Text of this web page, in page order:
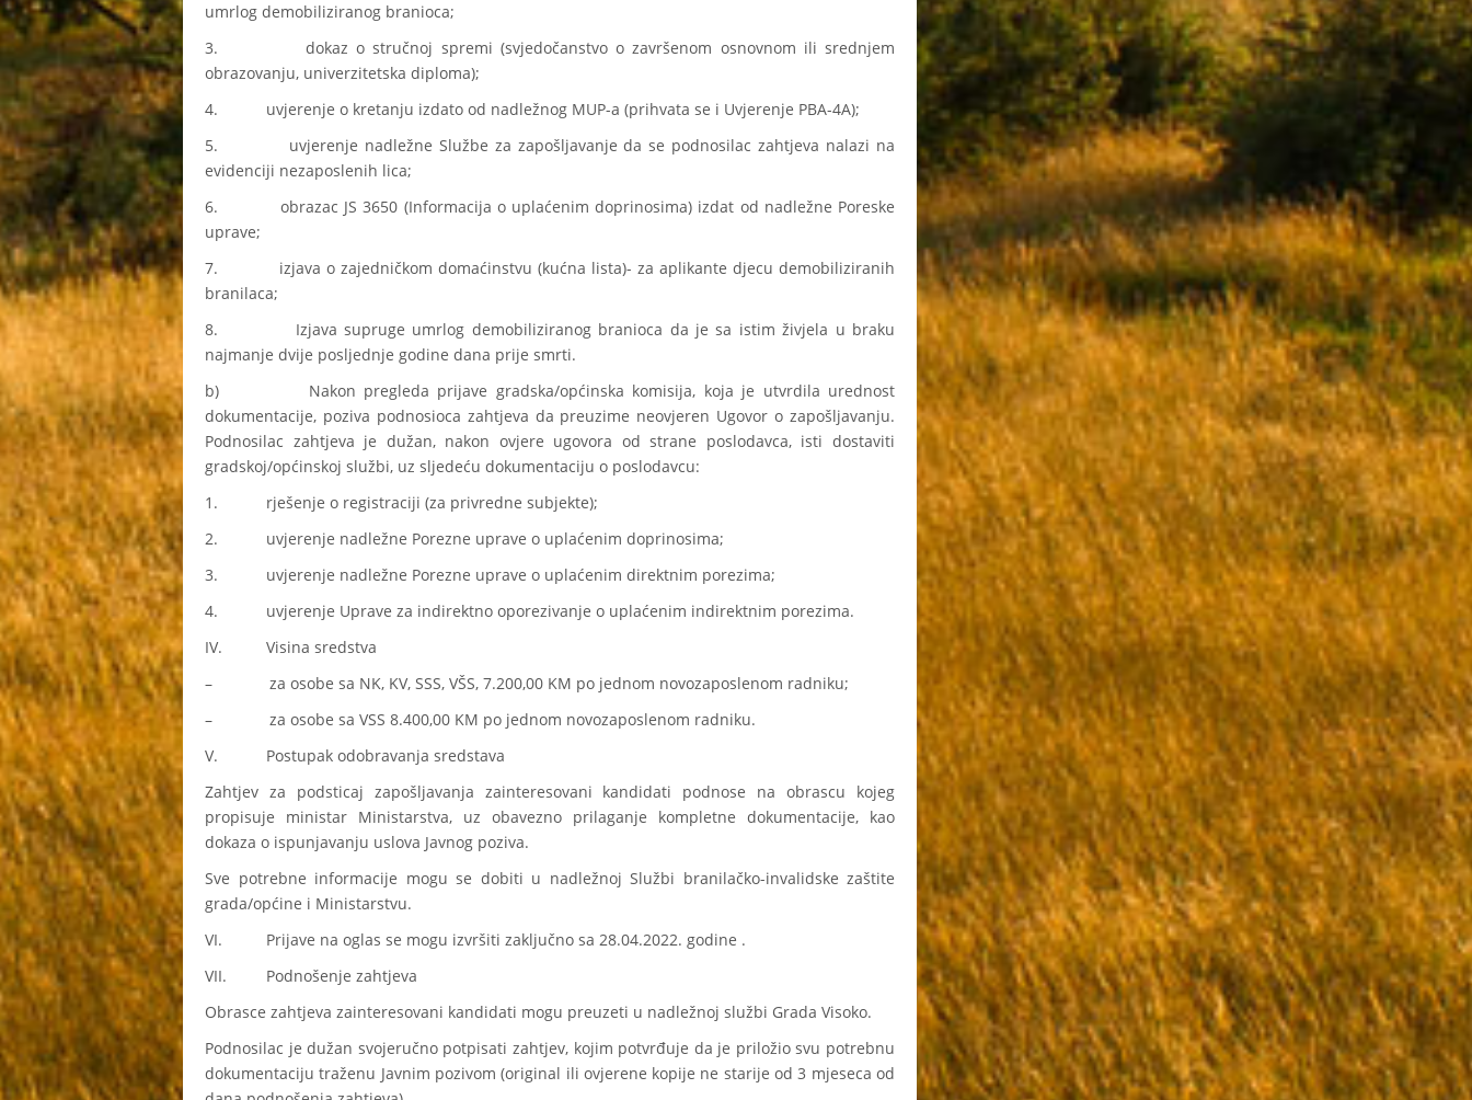
umrlog demobiliziranog branioca;
3. dokaz o stručnoj spremi (svjedočanstvo o završenom osnovnom ili srednjem
obrazovanju, univerzitetska diploma);
4. uvjerenje o kretanju izdato od nadležnog MUP-a (prihvata se i Uvjerenje PBA-4A);
5. uvjerenje nadležne Službe za zapošljavanje da se podnosilac zahtjeva nalazi na
evidenciji nezaposlenih lica;
6. obrazac JS 3650 (Informacija o uplaćenim doprinosima) izdat od nadležne Poreske
uprave;
7. izjava o zajedničkom domaćinstvu (kućna lista)- za aplikante djecu demobiliziranih
branilaca;
8. Izjava supruge umrlog demobiliziranog branioca da je sa istim živjela u braku
najmanje dvije posljednje godine dana prije smrti.
b) Nakon pregleda prijave gradska/općinska komisija, koja je utvrdila urednost
dokumentacije, poziva podnosioca zahtjeva da preuzime neovjeren Ugovor o zapošljavanju.
Podnosilac zahtjeva je dužan, nakon ovjere ugovora od strane poslodavca, isti dostaviti
gradskoj/općinskoj službi, uz sljedeću dokumentaciju o poslodavcu:
1. rješenje o registraciji (za privredne subjekte);
2. uvjerenje nadležne Porezne uprave o uplaćenim doprinosima;
3. uvjerenje nadležne Porezne uprave o uplaćenim direktnim porezima;
4. uvjerenje Uprave za indirektno oporezivanje o uplaćenim indirektnim porezima.
IV. Visina sredstva
– za osobe sa NK, KV, SSS, VŠS, 7.200,00 KM po jednom novozaposlenom radniku;
– za osobe sa VSS 8.400,00 KM po jednom novozaposlenom radniku.
V. Postupak odobravanja sredstava
Zahtjev za podsticaj zapošljavanja zainteresovani kandidati podnose na obrascu kojeg
propisuje ministar Ministarstva, uz obavezno prilaganje kompletne dokumentacije, kao
dokaza o ispunjavanju uslova Javnog poziva.
Sve potrebne informacije mogu se dobiti u nadležnoj Službi branilačko-invalidske zaštite
grada/općine i Ministarstvu.
VI. Prijave na oglas se mogu izvršiti zaključno sa 28.04.2022. godine .
VII. Podnošenje zahtjeva
Obrasce zahtjeva zainteresovani kandidati mogu preuzeti u nadležnoj službi Grada Visoko.
Podnosilac je dužan svojeručno potpisati zahtjev, kojim potvrđuje da je priložio svu potrebnu
dokumentaciju traženu Javnim pozivom (original ili ovjerene kopije ne starije od 3 mjeseca od